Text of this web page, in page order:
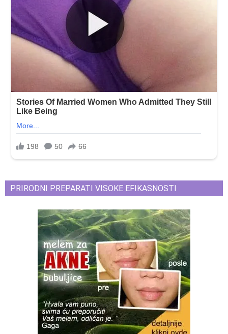
PRIRODNI PREPARATI VISOKE EFIKASNOSTI